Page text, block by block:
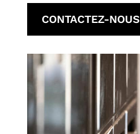
CONTACTEZ-NOUS